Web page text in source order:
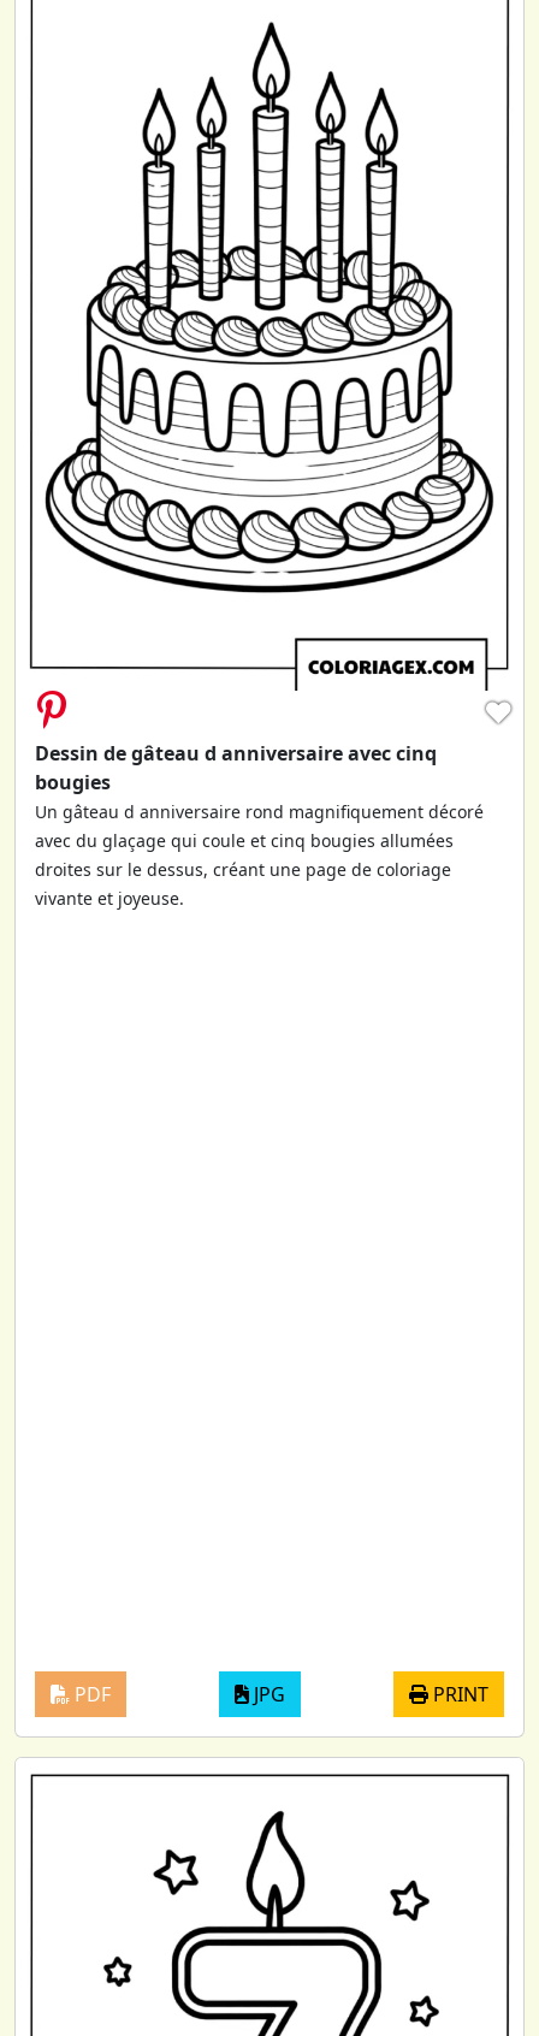
♥
Dessin de gâteau d anniversaire avec cinq
bougies
Un gâteau d anniversaire rond magnifiquement décoré
avec du glaçage qui coule et cinq bougies allumées
droites sur le dessus, créant une page de coloriage
vivante et joyeuse.
PDF JPG PRINT